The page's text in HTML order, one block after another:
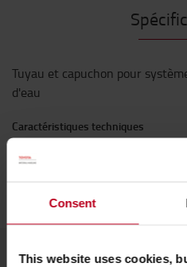
Consent
This website uses cookies,
Tuyau et capuchon pour
d'eau
Caractéristiques techniques
*Couleur: Noir